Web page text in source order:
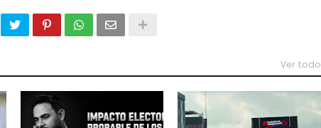
Ver todo